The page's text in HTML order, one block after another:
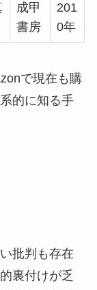
成甲
書房
201
0年
で現在も購
的に知る手
批判も存在
裏付けが乏